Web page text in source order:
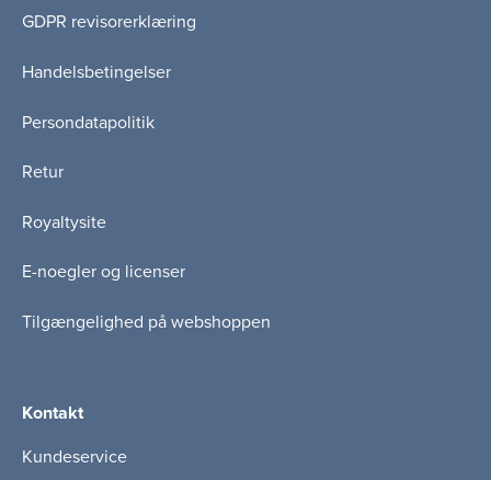
GDPR revisorerklæring
Handelsbetingelser
Persondatapolitik
Retur
Royaltysite
E-noegler og licenser
Tilgængelighed på webshoppen
Kontakt
Kundeservice